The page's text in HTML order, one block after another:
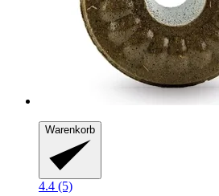
Warenkorb
4.4 (5)